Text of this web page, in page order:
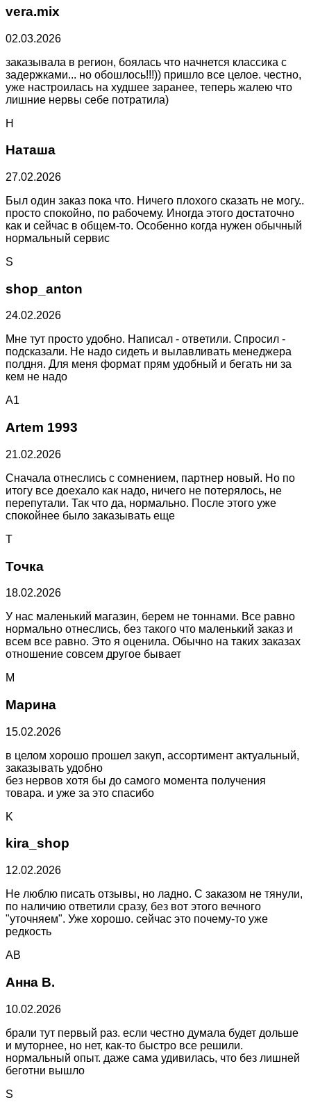
vera.mix
02.03.2026
заказывала в регион, боялась что начнется классика с
задержками... но обошлось!!!)) пришло все целое. честно,
уже настроилась на худшее заранее, теперь жалею что
лишние нервы себе потратила)
Н
Наташа
27.02.2026
Был один заказ пока что. Ничего плохого сказать не могу..
просто спокойно, по рабочему. Иногда этого достаточно
как и сейчас в общем-то. Особенно когда нужен обычный
нормальный сервис
S
shop_anton
24.02.2026
Мне тут просто удобно. Написал - ответили. Спросил -
подсказали. Не надо сидеть и вылавливать менеджера
полдня. Для меня формат прям удобный и бегать ни за
кем не надо
A1
Artem 1993
21.02.2026
Сначала отнеслись с сомнением, партнер новый. Но по
итогу все доехало как надо, ничего не потерялось, не
перепутали. Так что да, нормально. После этого уже
спокойнее было заказывать еще
Т
Точка
18.02.2026
У нас маленький магазин, берем не тоннами. Все равно
нормально отнеслись, без такого что маленький заказ и
всем все равно. Это я оценила. Обычно на таких заказах
отношение совсем другое бывает
М
Марина
15.02.2026
в целом хорошо прошел закуп, ассортимент актуальный,
заказывать удобно
без нервов хотя бы до самого момента получения
товара. и уже за это спасибо
K
kira_shop
12.02.2026
Не люблю писать отзывы, но ладно. С заказом не тянули,
по наличию ответили сразу, без вот этого вечного
"уточняем". Уже хорошо. сейчас это почему-то уже
редкость
АВ
Анна В.
10.02.2026
брали тут первый раз. если честно думала будет дольше
и муторнее, но нет, как-то быстро все решили.
нормальный опыт. даже сама удивилась, что без лишней
беготни вышло
S